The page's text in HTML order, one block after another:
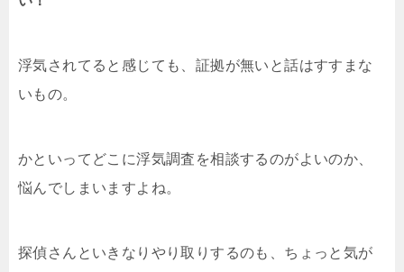
浮気されてると感じても、証拠が無いと話はすすまな
いもの。
かといってどこに浮気調査を相談するのがよいのか、
悩んでしまいますよね。
探偵さんといきなりやり取りするのも、ちょっと気が